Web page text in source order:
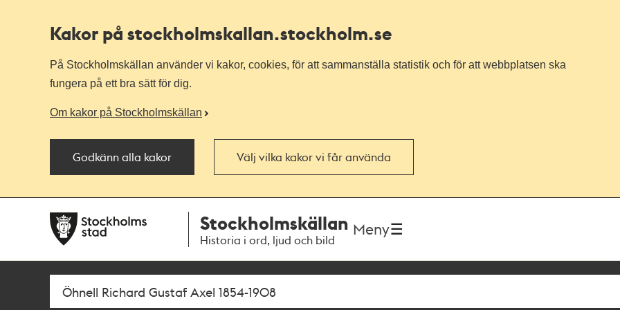
Kakor på stockholmskallan.stockholm.se
På Stockholmskällan använder vi kakor, cookies, för att sammanställa statistik och för att webbplatsen ska
fungera på ett bra sätt för dig.
Om kakor på Stockholmskällan
Godkänn alla kakor Välj vilka kakor vi får använda
navigationen
huvudinnehållet
Stockholmskällan
Historia i ord, ljud och bild
Meny
SökFritextsök